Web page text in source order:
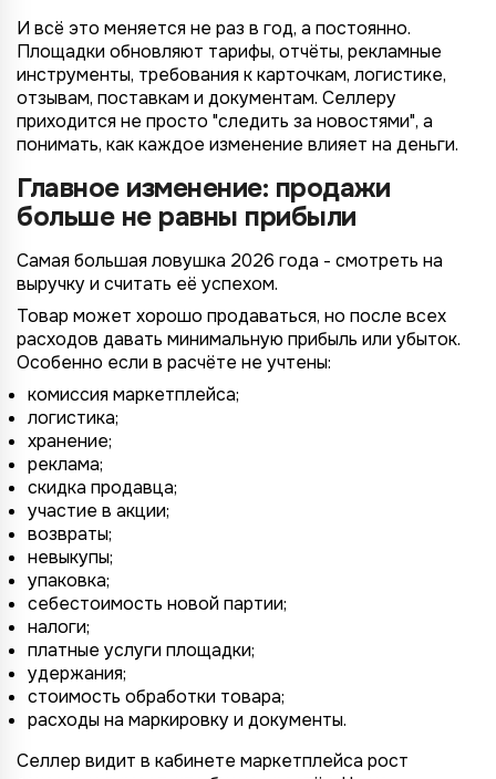
И всё это меняется не раз в год, а постоянно.
Площадки обновляют тарифы, отчёты, рекламные
инструменты, требования к карточкам, логистике,
отзывам, поставкам и документам. Селлеру
приходится не просто "следить за новостями", а
понимать, как каждое изменение влияет на деньги.
Главное изменение: продажи
больше не равны прибыли
Самая большая ловушка 2026 года - смотреть на
выручку и считать её успехом.
Товар может хорошо продаваться, но после всех
расходов давать минимальную прибыль или убыток.
Особенно если в расчёте не учтены:
комиссия маркетплейса;
логистика;
хранение;
реклама;
скидка продавца;
участие в акции;
возвраты;
невыкупы;
упаковка;
себестоимость новой партии;
налоги;
платные услуги площадки;
удержания;
стоимость обработки товара;
расходы на маркировку и документы.
Селлер видит в кабинете маркетплейса рост